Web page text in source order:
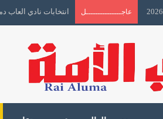
عاجـــــــــــــــل انتخابات نادي